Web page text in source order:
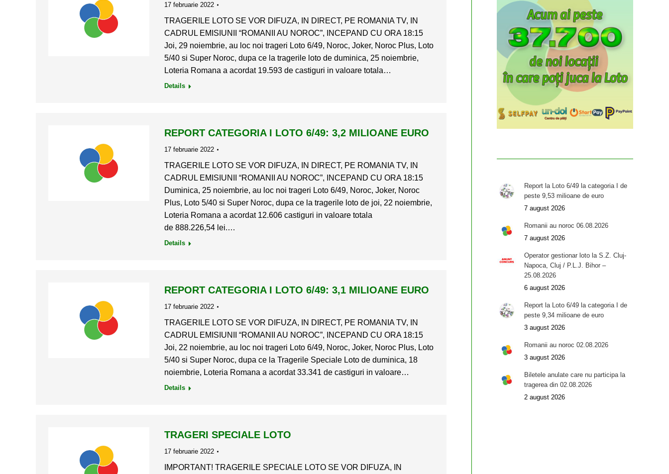
17 februarie 2022
TRAGERILE LOTO SE VOR DIFUZA, IN DIRECT, PE ROMANIA TV, IN
CADRUL EMISIUNII “ROMANII AU NOROC”, INCEPAND CU ORA 18:15
Joi, 29 noiembrie, au loc noi trageri Loto 6/49, Noroc, Joker, Noroc Plus, Loto
5/40 si Super Noroc, dupa ce la tragerile loto de duminica, 25 noiembrie,
Loteria Romana a acordat 19.593 de castiguri in valoare totala…
Details
REPORT CATEGORIA I LOTO 6/49: 3,2 MILIOANE EURO
17 februarie 2022
TRAGERILE LOTO SE VOR DIFUZA, IN DIRECT, PE ROMANIA TV, IN
CADRUL EMISIUNII “ROMANII AU NOROC”, INCEPAND CU ORA 18:15
Duminica, 25 noiembrie, au loc noi trageri Loto 6/49, Noroc, Joker, Noroc
Plus, Loto 5/40 si Super Noroc, dupa ce la tragerile loto de joi, 22 noiembrie,
Loteria Romana a acordat 12.606 castiguri in valoare totala
de 888.226,54 lei.…
Details
REPORT CATEGORIA I LOTO 6/49: 3,1 MILIOANE EURO
17 februarie 2022
TRAGERILE LOTO SE VOR DIFUZA, IN DIRECT, PE ROMANIA TV, IN
CADRUL EMISIUNII “ROMANII AU NOROC”, INCEPAND CU ORA 18:15
Joi, 22 noiembrie, au loc noi trageri Loto 6/49, Noroc, Joker, Noroc Plus, Loto
5/40 si Super Noroc, dupa ce la Tragerile Speciale Loto de duminica, 18
noiembrie, Loteria Romana a acordat 33.341 de castiguri in valoare…
Details
TRAGERI SPECIALE LOTO
17 februarie 2022
IMPORTANT! TRAGERILE SPECIALE LOTO SE VOR DIFUZA, IN
Report la Loto 6/49 la categoria I de
peste 9,53 milioane de euro
7 august 2026
Romanii au noroc 06.08.2026
7 august 2026
Operator gestionar loto la S.Z. Cluj-
Napoca, Cluj / P.L.J. Bihor –
25.08.2026
6 august 2026
Report la Loto 6/49 la categoria I de
peste 9,34 milioane de euro
3 august 2026
Romanii au noroc 02.08.2026
3 august 2026
Biletele anulate care nu participa la
tragerea din 02.08.2026
2 august 2026